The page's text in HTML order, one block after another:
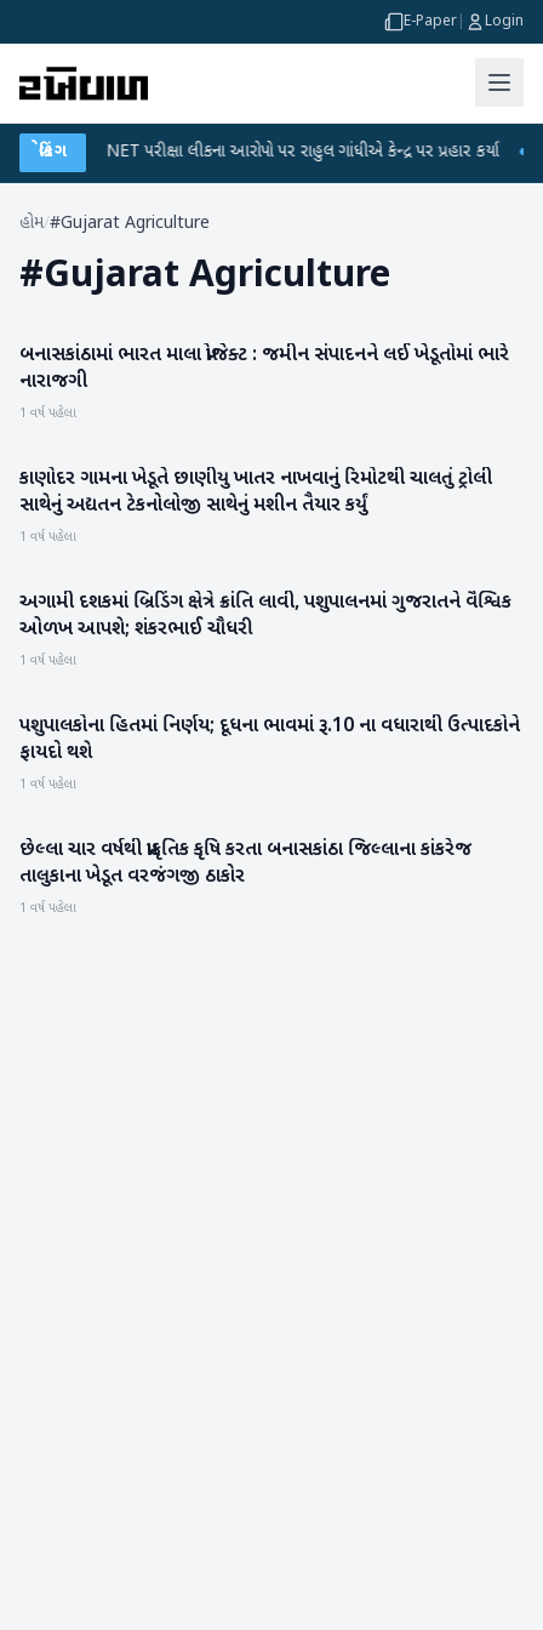
E-Paper Login
બ્રેકિંગ
UGC-NET પરીક્ષા લીકના આરોપો પર રાહુલ ગાંધીએ કેન્દ્ર પર પ્રહાર કર્યા ●
હોમ/#Gujarat Agriculture
#Gujarat Agriculture
બનાસકાંઠા
બનાસકાંઠામાં ભારત માલા પ્રોજેક્ટ : જમીન સંપાદનને લઈ ખેડૂતોમાં ભારે
નારાજગી
1 વર્ષ પહેલા
બનાસકાંઠા
કાણોદર ગામના ખેડૂતે છાણીયુ ખાતર નાખવાનું રિમોટથી ચાલતું ટ્રોલી
સાથેનું અદ્યતન ટેકનોલોજી સાથેનું મશીન તૈયાર કર્યું
1 વર્ષ પહેલા
બનાસકાંઠા
અગામી દશકમાં બ્રિડિંગ ક્ષેત્રે ક્રાંતિ લાવી, પશુપાલનમાં ગુજરાતને વૈશ્વિક
ઓળખ આપશે; શંકરભાઈ ચૌધરી
1 વર્ષ પહેલા
મહેસાણા
પશુપાલકોના હિતમાં નિર્ણય; દૂધના ભાવમાં રૂ.10 ના વધારાથી ઉત્પાદકોને
ફાયદો થશે
1 વર્ષ પહેલા
બનાસકાંઠા
છેલ્લા ચાર વર્ષથી પ્રાકૃતિક કૃષિ કરતા બનાસકાંઠા જિલ્લાના કાંકરેજ
તાલુકાના ખેડૂત વરજંગજી ઠાકોર
1 વર્ષ પહેલા